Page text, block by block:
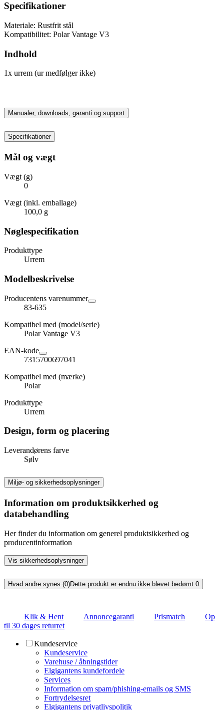
Specifikationer
Materiale: Rustfrit stål
Kompatibilitet: Polar Vantage V3
Indhold
1x urrem (ur medfølger ikke)
Manualer, downloads, garanti og support
Specifikationer
Mål og vægt
Vægt (g)
0
Vægt (inkl. emballage)
100,0 g
Nøglespecifikation
Produkttype
Urrem
Modelbeskrivelse
Producentens varenummer
83-635
Kompatibel med (model/serie)
Polar Vantage V3
EAN-kode
7315700697041
Kompatibel med (mærke)
Polar
Produkttype
Urrem
Design, form og placering
Leverandørens farve
Sølv
Miljø- og sikkerhedsoplysninger
Information om produktsikkerhed og
databehandling
Her finder du information om generel produktsikkerhed og
producentinformation
Vis sikkerhedsoplysninger
Hvad andre synes (0)Dette produkt er endnu ikke blevet bedømt. 0
Klik & Hent Annoncegaranti Prismatch
Op
til 30 dages returret
Kundeservice
Kundeservice
Varehuse / åbningstider
Elgigantens kundefordele
Services
Information om spam/phishing-emails og SMS
Fortrydelsesret
Elgigantens privatlivspolitik